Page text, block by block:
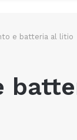
e batteria al litio